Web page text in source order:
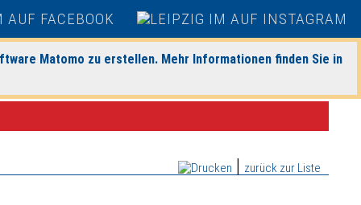
Matomo zu erstellen. Mehr Informationen finden Sie in
zurück zur Liste